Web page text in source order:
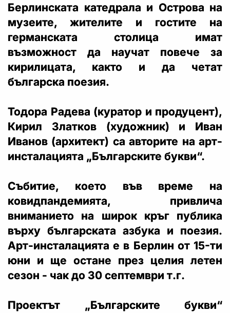
Берлинската катедрала и Острова на
музеите, жителите и гостите на
германската столица имат
възможност да научат повече за
кирилицата, както и да четат
българска поезия.
Тодора Радева (куратор и продуцент),
Кирил Златков (художник) и Иван
Иванов (архитект) са авторите на арт-
инсталацията „Българските букви“.
Събитие, което във време на
ковидпандемията, привлича
вниманието на широк кръг публика
върху българската азбука и поезия.
Арт-инсталацията е в Берлин от 15-ти
юни и ще остане през целия летен
сезон - чак до 30 септември т.г.
Проектът „Българските букви“